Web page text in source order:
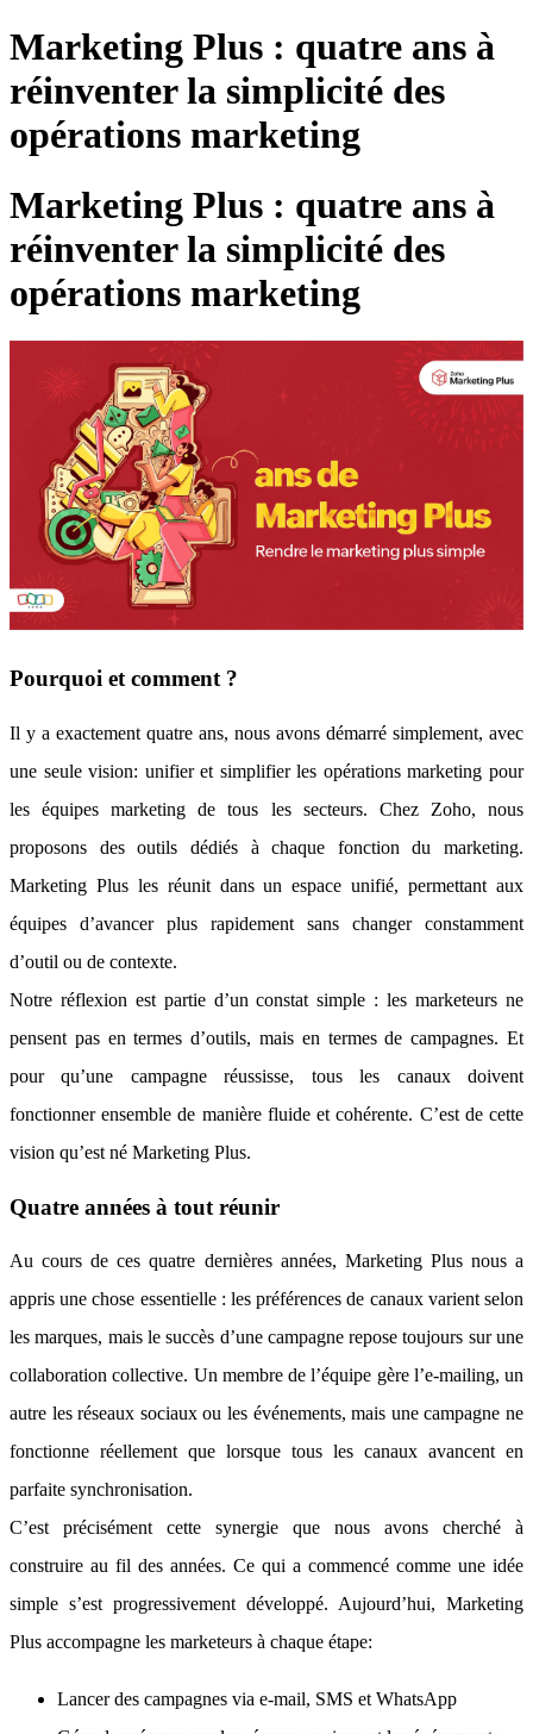
Marketing Plus : quatre ans à
réinventer la simplicité des
opérations marketing
Marketing Plus : quatre ans à
réinventer la simplicité des
opérations marketing
Pourquoi et comment ?
Il y a exactement quatre ans, nous avons démarré simplement, avec
une seule vision: unifier et simplifier les opérations marketing pour
les équipes marketing de tous les secteurs. Chez Zoho, nous
proposons des outils dédiés à chaque fonction du marketing.
Marketing Plus les réunit dans un espace unifié, permettant aux
équipes d’avancer plus rapidement sans changer constamment
d’outil ou de contexte.
Notre réflexion est partie d’un constat simple : les marketeurs ne
pensent pas en termes d’outils, mais en termes de campagnes. Et
pour qu’une campagne réussisse, tous les canaux doivent
fonctionner ensemble de manière fluide et cohérente. C’est de cette
vision qu’est né Marketing Plus.
Quatre années à tout réunir
Au cours de ces quatre dernières années, Marketing Plus nous a
appris une chose essentielle : les préférences de canaux varient selon
les marques, mais le succès d’une campagne repose toujours sur une
collaboration collective. Un membre de l’équipe gère l’e-mailing, un
autre les réseaux sociaux ou les événements, mais une campagne ne
fonctionne réellement que lorsque tous les canaux avancent en
parfaite synchronisation.
C’est précisément cette synergie que nous avons cherché à
construire au fil des années. Ce qui a commencé comme une idée
simple s’est progressivement développé. Aujourd’hui, Marketing
Plus accompagne les marketeurs à chaque étape:
Lancer des campagnes via e-mail, SMS et WhatsApp